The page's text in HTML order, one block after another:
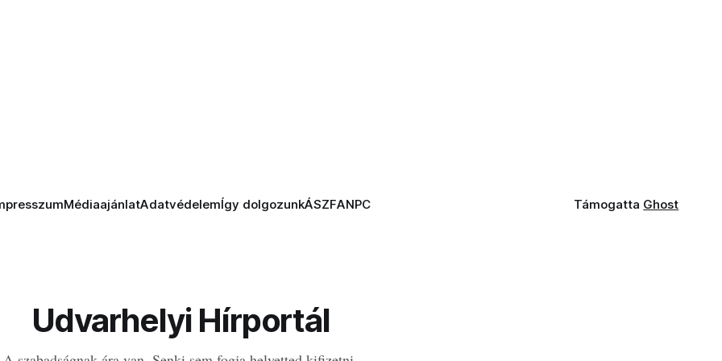
MédiaajánlatAdatvédelemÍgy dolgozunkÁSZFANPC Támogatta Ghost
Udvarhelyi Hírportál